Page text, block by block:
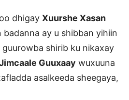
dhigay Xuurshe Xasan
badanna ay u shibban yihiin
guurowba shirib ku nikaxay
Guuxaay wuxuuna
asalkeeda sheegaya,